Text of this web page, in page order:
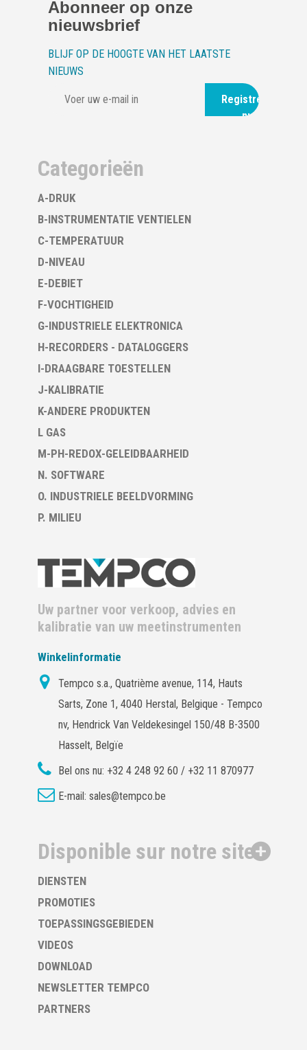
Abonneer op onze
nieuwsbrief
BLIJF OP DE HOOGTE VAN HET LAATSTE
NIEUWS
Registreer
nu
Categorieën
A-DRUK
B-INSTRUMENTATIE VENTIELEN
C-TEMPERATUUR
D-NIVEAU
E-DEBIET
F-VOCHTIGHEID
G-INDUSTRIELE ELEKTRONICA
H-RECORDERS - DATALOGGERS
I-DRAAGBARE TOESTELLEN
J-KALIBRATIE
K-ANDERE PRODUKTEN
L GAS
M-PH-REDOX-GELEIDBAARHEID
N. SOFTWARE
O. INDUSTRIELE BEELDVORMING
P. MILIEU
Uw partner voor verkoop, advies en
kalibratie van uw meetinstrumenten
Winkelinformatie
Tempco s.a., Quatrième avenue, 114, Hauts
Sarts, Zone 1, 4040 Herstal, Belgique - Tempco
nv, Hendrick Van Veldekesingel 150/48 B-3500
Hasselt, Belgïe
Bel ons nu: +32 4 248 92 60 / +32 11 870977
E-mail: sales@tempco.be
Disponible sur notre site
DIENSTEN
PROMOTIES
TOEPASSINGSGEBIEDEN
VIDEOS
DOWNLOAD
NEWSLETTER TEMPCO
PARTNERS